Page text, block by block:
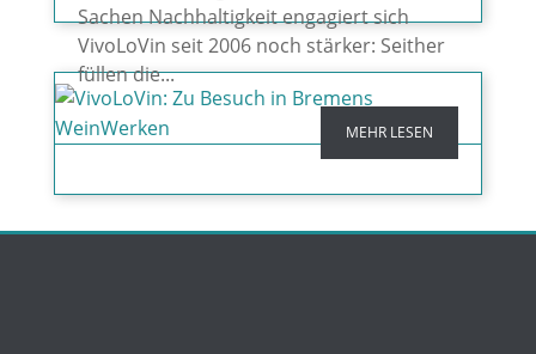
Sachen Nachhaltigkeit engagiert sich
VivoLoVin seit 2006 noch stärker: Seither
füllen die...
MEHR LESEN